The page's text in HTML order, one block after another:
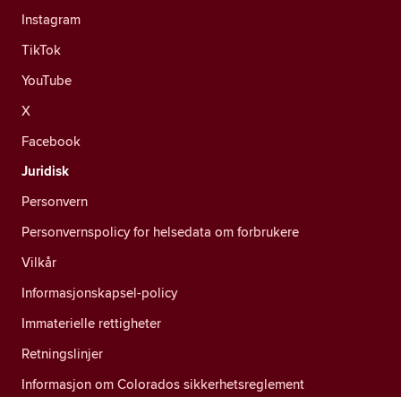
Instagram
TikTok
YouTube
X
Facebook
Juridisk
Personvern
Personvernspolicy for helsedata om forbrukere
Vilkår
Informasjonskapsel-policy
Immaterielle rettigheter
Retningslinjer
Informasjon om Colorados sikkerhetsreglement